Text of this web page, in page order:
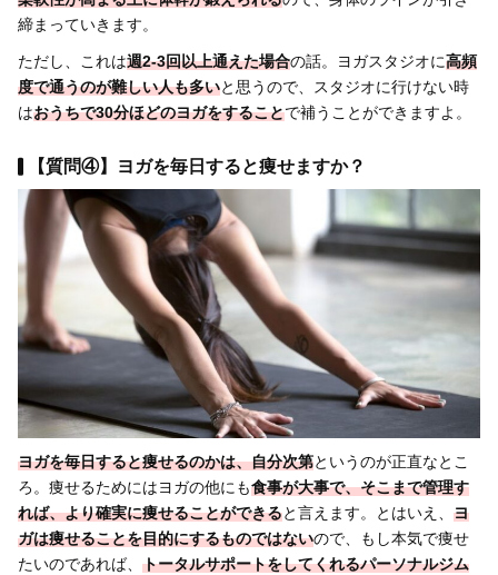
締まっていきます。
ただし、これは週2-3回以上通えた場合の話。ヨガスタジオに高頻
度で通うのが難しい人も多いと思うので、スタジオに行けない時
はおうちで30分ほどのヨガをすることで補うことができますよ。
【質問④】ヨガを毎日すると痩せますか？
ヨガを毎日すると痩せるのかは、自分次第というのが正直なとこ
ろ。痩せるためにはヨガの他にも食事が大事で、そこまで管理す
れば、より確実に痩せることができると言えます。とはいえ、 ヨ
ガは痩せることを目的にするものではないので、もし本気で痩せ
たいのであれば、 トータルサポートをしてくれるパーソナルジム